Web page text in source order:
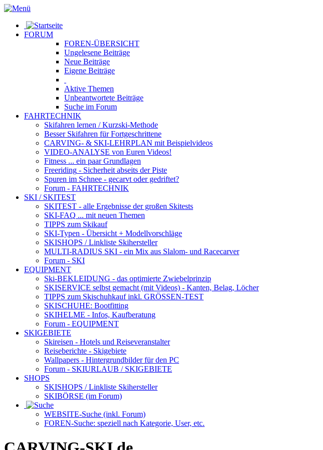
FORUM
FOREN-ÜBERSICHT
Ungelesene Beiträge
Neue Beiträge
Eigene Beiträge
Aktive Themen
Unbeantwortete Beiträge
Suche im Forum
FAHRTECHNIK
Skifahren lernen / Kurzski-Methode
Besser Skifahren für Fortgeschrittene
CARVING- & SKI-LEHRPLAN mit Beispielvideos
VIDEO-ANALYSE von Euren Videos!
Fitness ... ein paar Grundlagen
Freeriding - Sicherheit abseits der Piste
Spuren im Schnee - gecarvt oder gedriftet?
Forum - FAHRTECHNIK
SKI / SKITEST
SKITEST - alle Ergebnisse der großen Skitests
SKI-FAQ ... mit neuen Themen
TIPPS zum Skikauf
SKI-Typen - Übersicht + Modellvorschläge
SKISHOPS / Linkliste Skihersteller
MULTI-RADIUS SKI - ein Mix aus Slalom- und Racecarver
Forum - SKI
EQUIPMENT
Ski-BEKLEIDUNG - das optimierte Zwiebelprinzip
SKISERVICE selbst gemacht (mit Videos) - Kanten, Belag, Löcher
TIPPS zum Skischuhkaufinkl. GRÖSSEN-TEST
SKISCHUHE: Bootfitting
SKIHELME - Infos, Kaufberatung
Forum - EQUIPMENT
SKIGEBIETE
Skireisen - Hotels und Reiseveranstalter
Reiseberichte - Skigebiete
Wallpapers - Hintergrundbilder für den PC
Forum - SKIURLAUB / SKIGEBIETE
SHOPS
SKISHOPS / Linkliste Skihersteller
SKIBÖRSE (im Forum)
WEBSITE-Suche (inkl. Forum)
FOREN-Suche: speziell nach Kategorie, User, etc.